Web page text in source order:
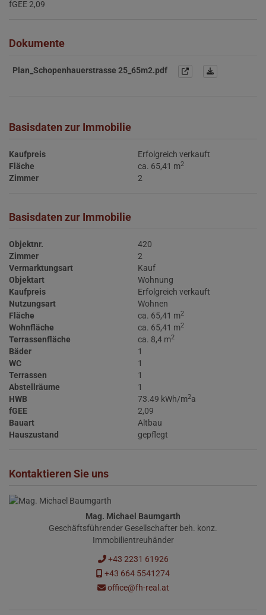
fGEE2,09
Dokumente
Plan_Schopenhauerstrasse 25_65m2.pdf
Basisdaten zur Immobilie
Kaufpreis
Erfolgreich verkauft
Fläche
ca. 65,41 m2
Zimmer 2
Basisdaten zur Immobilie
Objektnr.
420
Zimmer
2
Vermarktungsart
Kauf
Objektart
Wohnung
Kaufpreis
Erfolgreich verkauft
Nutzungsart
Wohnen
Fläche
ca. 65,41 m2
Wohnfläche ca. 65,41 m2
Terrassenfläche ca. 8,4 m2
Bäder
1
WC
1
Terrassen
1
Abstellräume
1
HWB
73.49 kWh/m2a
fGEE
2,09
Bauart
Altbau
Hauszustand
gepflegt
Kontaktieren Sie uns
Mag. Michael Baumgarth
Geschäftsführender Gesellschafter beh. konz.
Immobilientreuhänder
+43 2231 61926
+43 664 5541274
office@fh-real.at